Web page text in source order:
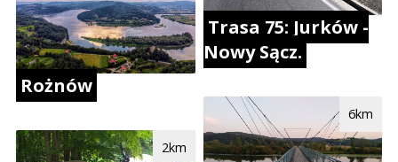
Rożnów
2km
Trasa 75: Jurków -
Nowy Sącz.
6km